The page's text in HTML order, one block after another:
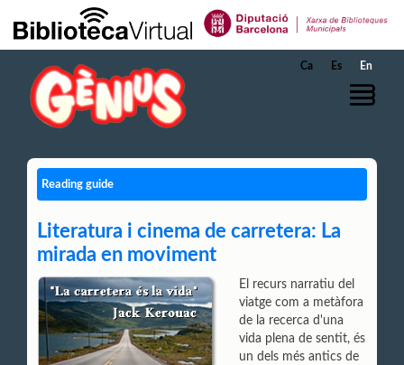
Skip to Main Content
Ca Es En
Reading guide
Literatura i cinema de carretera: La
mirada en moviment
El recurs narratiu del
viatge com a metàfora
de la recerca d'una
vida plena de sentit, és
un dels més antics de